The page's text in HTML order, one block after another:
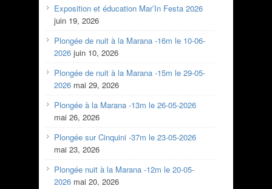
Exposition et éducation Mar’In Festa 2026
juin 19, 2026
Plongée de nuit à la Marana -16m le 10-06-
2026 juin 10, 2026
Plongée de nuit à la Marana -15m le 29-05-
2026 mai 29, 2026
Plongée à la Marana -13m le 26-05-2026
mai 26, 2026
Plongée sur Cinquini -37m le 23-05-2026
mai 23, 2026
Plongée nuit à la Marana -12m le 20-05-
2026 mai 20, 2026